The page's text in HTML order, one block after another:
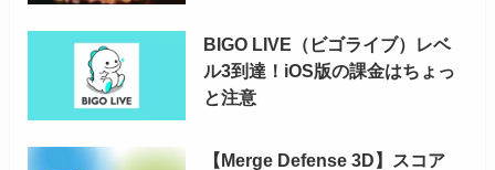
BIGO LIVE（ビゴライブ）レベ
ル3到達！iOS版の課金はちょっ
と注意
【Merge Defense 3D】スコア